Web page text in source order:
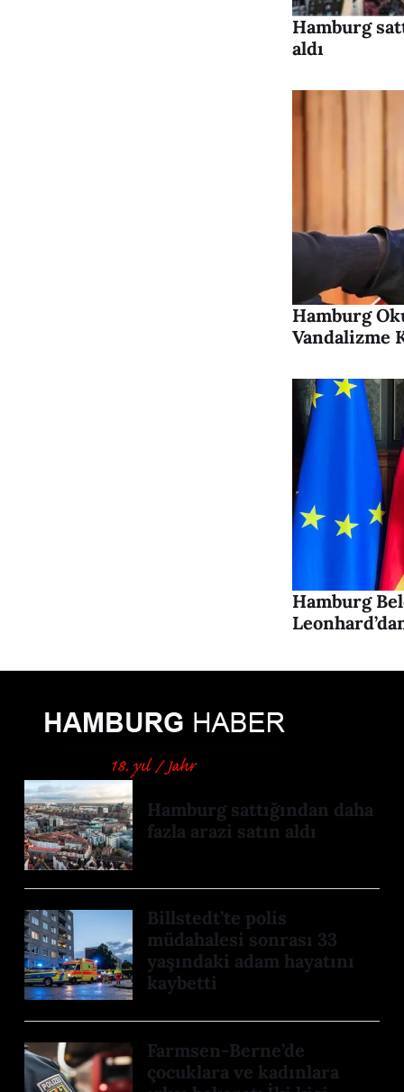
Hamburg
aldı
Hamburg
Vandalizme
Hamburg
Hamburg sattığından daha
fazla arazi satın aldı
Billstedt’te polis
müdahalesi sonrası 33
yaşındaki adam hayatını
kaybetti
Farmsen-Berne’de
çocuklara ve kadınlara